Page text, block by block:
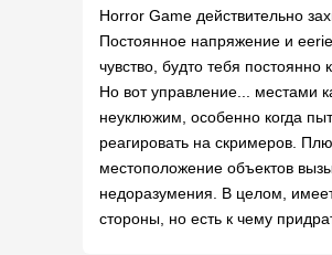
Horror Game действительно
Постоянное напряжение и
чувство, будто тебя постоянно
Но вот управление... местами
неуклюжим, особенно когда
реагировать на скримеров.
местоположение объектов
недоразумения. В целом,
стороны, но есть к чему